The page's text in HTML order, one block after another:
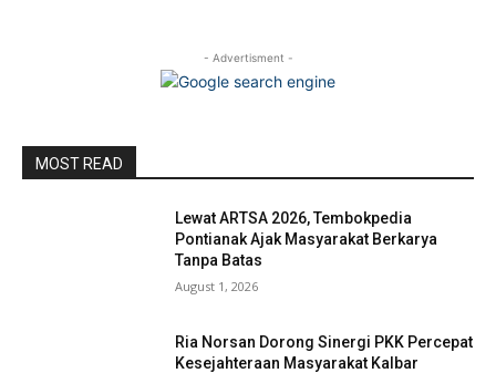
- Advertisment -
MOST READ
Lewat ARTSA 2026, Tembokpedia
Pontianak Ajak Masyarakat Berkarya
Tanpa Batas
August 1, 2026
Ria Norsan Dorong Sinergi PKK Percepat
Kesejahteraan Masyarakat Kalbar